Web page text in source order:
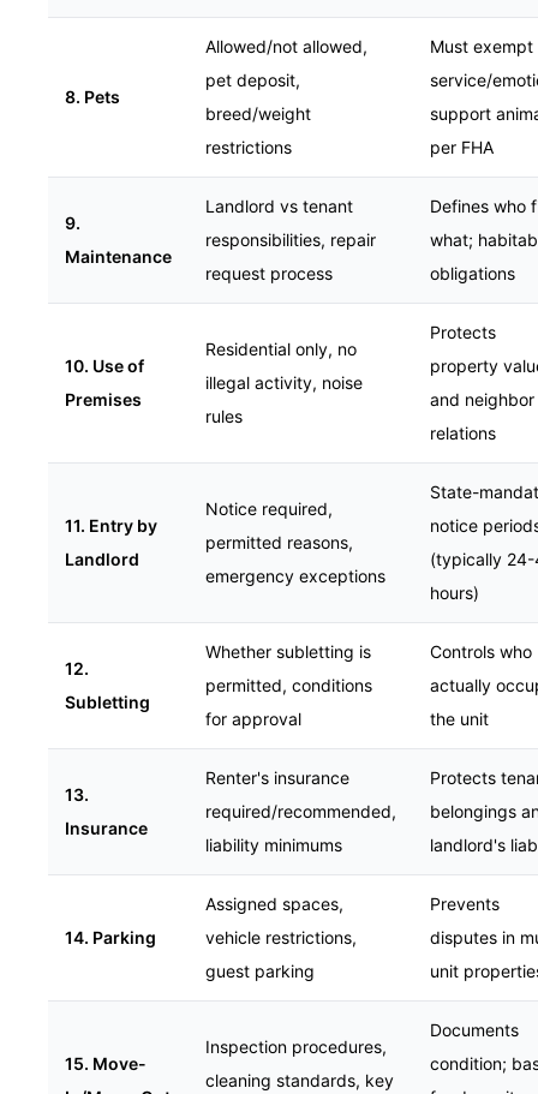
8. Pets
Allowed/not allowed,
pet deposit,
breed/weight
restrictions
Must exempt
service/
support
per FHA
9.
Maintenance
Landlord vs tenant
responsibilities, repair
request process
Defines who
what;
obligations
10. Use of
Premises
Residential only, no
illegal activity, noise
rules
Protects
property
and neighbor
relations
11. Entry by
Landlord
Notice required,
permitted reasons,
emergency exceptions
State-
notice
(typically
hours)
12.
Subletting
Whether subletting is
permitted, conditions
for approval
Controls who
actually
the unit
13.
Insurance
Renter's insurance
required/recommended,
liability minimums
Protects
belongings
landlord's
14. Parking
Assigned spaces,
vehicle restrictions,
guest parking
Prevents
disputes in
unit
15. Move-
Inspection procedures,
cleaning standards, key
Documents
condition;